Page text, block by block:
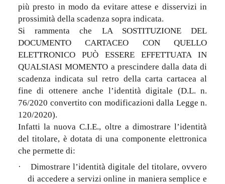
più presto in modo da evitare attese e disservizi in
prossimità della scadenza sopra indicata.
Si rammenta che LA SOSTITUZIONE DEL
DOCUMENTO CARTACEO CON QUELLO
ELETTRONICO PUÒ ESSERE EFFETTUATA IN
QUALSIASI MOMENTO a prescindere dalla data di
scadenza indicata sul retro della carta cartacea al
fine di ottenere anche l’identità digitale (D.L. n.
76/2020 convertito con modificazioni dalla Legge n.
120/2020).
Infatti la nuova C.I.E., oltre a dimostrare l’identità
del titolare, è dotata di una componente elettronica
che permette di:
·
Dimostrare l’identità digitale del titolare, ovvero
di accedere a servizi online in maniera semplice e